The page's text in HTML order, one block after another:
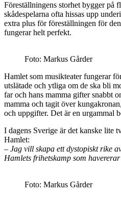
Föreställningens storhet bygger på
skådespelarna ofta hissas upp
extra plus för föreställningen för
fungerar helt perfekt.
Foto: Markus Gårder
Hamlet som musikteater fungerar
utslätade och ytliga om de ska bli
far och hans mamma gifter snabbt
mamma och tagit över
och uppgifter. Det är en urgammal
I dagens Sverige är det kanske lite
Hamlet:
– Jag vill skapa ett dystopiskt rike
Hamlets frihetskamp som
Foto: Markus Gårder